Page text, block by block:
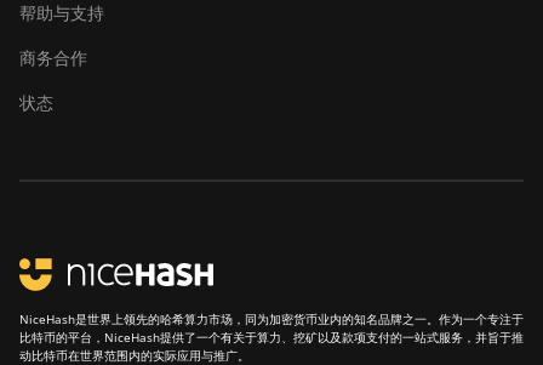
帮助与支持
商务合作
状态
NiceHash是世界上领先的哈希算力市场，同为加密货币业内的知名品牌之一。作为一个专注于
比特币的平台，NiceHash提供了一个有关于算力、挖矿以及款项支付的一站式服务，并旨于推
动比特币在世界范围内的实际应用与推广。